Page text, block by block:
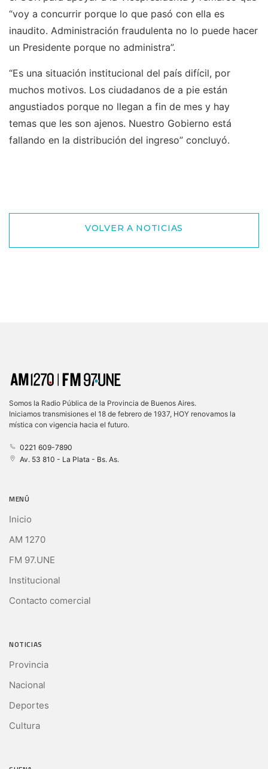
“voy a concurrir porque lo que pasó con ella es
inaudito. Administración fraudulenta no lo puede hacer
un Presidente porque no administra”.
“Es una situación institucional del país difícil, por
muchos motivos. Los ciudadanos de a pie están
angustiados porque no llegan a fin de mes y hay
temas que les son ajenos. Nuestro Gobierno está
fallando en la distribución del ingreso” concluyó.
VOLVER A NOTICIAS
Somos la Radio Pública de la Provincia de Buenos Aires.
Iniciamos transmisiones el 18 de febrero de 1937, HOY renovamos la
mística con vigencia hacia el futuro.
0221 609-7890
Av. 53 810 - La Plata - Bs. As.
MENÚ
Inicio
AM 1270
FM 97.UNE
Institucional
Contacto comercial
NOTICIAS
Provincia
Nacional
Deportes
Cultura